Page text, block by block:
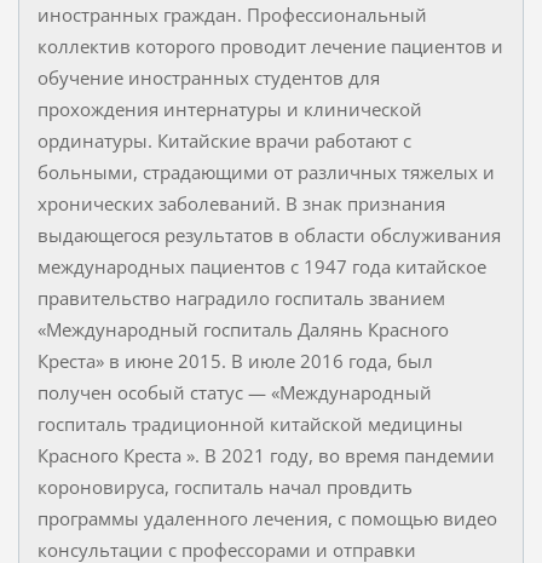
иностранных граждан. Профессиональный
коллектив которого проводит лечение пациентов и
обучение иностранных студентов для
прохождения интернатуры и клинической
ординатуры. Китайские врачи работают с
больными, страдающими от различных тяжелых и
хронических заболеваний. В знак признания
выдающегося результатов в области обслуживания
международных пациентов с 1947 года китайское
правительство наградило госпиталь званием
«Международный госпиталь Далянь Красного
Креста» в июне 2015. В июле 2016 года, был
получен особый статус — «Международный
госпиталь традиционной китайской медицины
Красного Креста ». В 2021 году, во время пандемии
короновируса, госпиталь начал провдить
программы удаленного лечения, с помощью видео
консультации с профессорами и отправки